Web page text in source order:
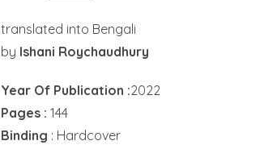
was:
₹250.00.
is:
₹200.00.
translated into Bengali
by Ishani Roychaudhury
Year Of Publication :2022
Pages : 144
Binding : Hardcover